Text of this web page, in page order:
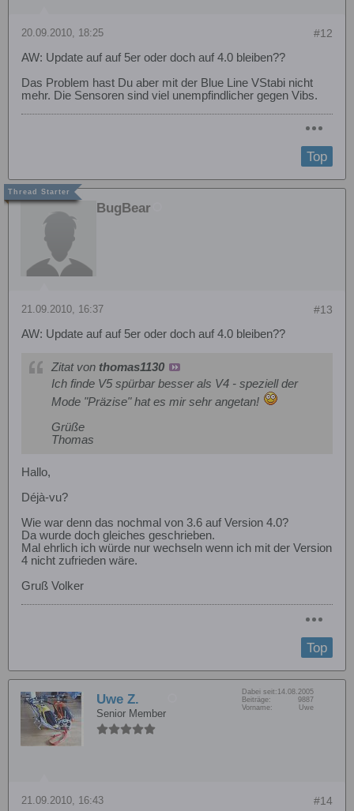
#12
20.09.2010, 18:25
AW: Update auf auf 5er oder doch auf 4.0 bleiben??
Das Problem hast Du aber mit der Blue Line VStabi nicht
mehr. Die Sensoren sind viel unempfindlicher gegen Vibs.
Top
BugBear
#13
21.09.2010, 16:37
AW: Update auf auf 5er oder doch auf 4.0 bleiben??
Zitat von thomas1130
Ich finde V5 spürbar besser als V4 - speziell der
Mode "Präzise" hat es mir sehr angetan!
Grüße
Thomas
Hallo,
Déjà-vu?
Wie war denn das nochmal von 3.6 auf Version 4.0?
Da wurde doch gleiches geschrieben.
Mal ehrlich ich würde nur wechseln wenn ich mit der Version
4 nicht zufrieden wäre.
Gruß Volker
Top
Uwe Z.
Senior Member
Dabei seit: 14.08.2005
Beiträge:
9887
Vorname:
Uwe
#14
21.09.2010, 16:43